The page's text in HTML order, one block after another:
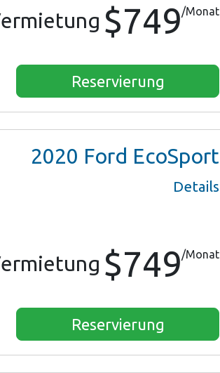
$749/Monat
Reservierung
2020 Ford EcoSport
Details
$749/Monat
Reservierung